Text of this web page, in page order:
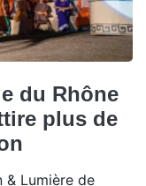
du Rhône
plus de
& Lumière de